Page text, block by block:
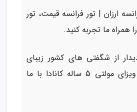
ارزان | تور فرانسه قیمت، تور
همراه ما تجربه کنید.
از شگفتی های کشور زیبای
کانادا و دریافت ویزای مولتی 5 ساله کانادا با ما